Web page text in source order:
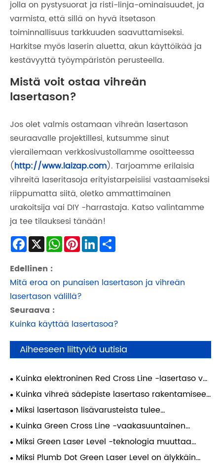
jolla on pystysuorat ja risti-linja-ominaisuudet, ja
varmista, että sillä on hyvä itsetason
toiminnallisuus tarkkuuden saavuttamiseksi.
Harkitse myös laserin aluetta, akun käyttöikää ja
kestävyyttä työympäristön perusteella.
Mistä voit ostaa vihreän
lasertason?
Jos olet valmis ostamaan vihreän lasertason
seuraavalle projektillesi, kutsumme sinut
vierailemaan verkkosivustollamme osoitteessa
(http://www.laizap.com). Tarjoamme erilaisia ​​
vihreitä laseritasoja erityistarpeisiisi vastaamiseksi
riippumatta siitä, oletko ammattimainen
urakoitsija vai DIY -harrastaja. Katso valintamme
ja tee tilauksesi tänään!
Facebook
X WhatsApp
Pinterest
LinkedIn
Edellinen :
Mitä eroa on punaisen lasertason ja vihreän
lasertason välillä?
Seuraava :
Kuinka käyttää lasertasoa?
Aiheeseen liittyviä uutisia
Kuinka elektroninen Red Cross Line -lasertaso voi
parantaa tarkkuutta ja tehokkuutta nykyaikaisissa
rakennusprojekteissa
Kuinka vihreä sädepiste lasertaso rakentamiseen
voi parantaa tarkkuutta ja tehokkuutta
nykyaikaisilla työmailla
Miksi lasertason lisävarusteista tulee
välttämättömiä nykyaikaisessa työssä?
Kuinka Green Cross Line -vaakasuuntainen
pystysuora lasertaso voi parantaa tarkkuutta
nykyaikaisissa rakentamis- ja tee-se-itse-
projekteissa
Miksi Green Laser Level -teknologia muuttaa
nykyaikaista rakentamista?
Miksi Plumb Dot Green Laser Level on älykkäin